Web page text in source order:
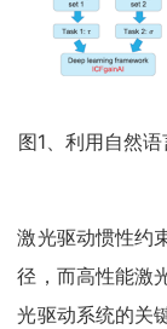
图1、利用自然
激光驱动惯性约
径，而高性能激
光驱动系统的关